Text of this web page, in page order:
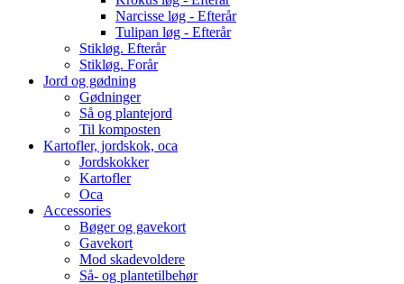
Narcisse løg - Efterår
Tulipan løg - Efterår
Stikløg. Efterår
Stikløg. Forår
Jord og gødning
Gødninger
Så og plantejord
Til komposten
Kartofler, jordskok, oca
Jordskokker
Kartofler
Oca
Accessories
Bøger og gavekort
Gavekort
Mod skadevoldere
Så- og plantetilbehør